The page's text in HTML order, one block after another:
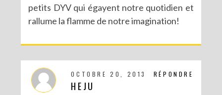
petits DYV qui égayent notre quotidien et
rallume la flamme de notre imagination!
RÉPONDRE
OCTOBRE 20, 2013
HEJU